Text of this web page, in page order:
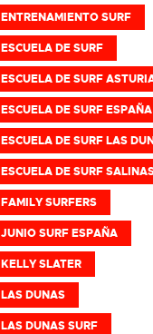
ENTRENAMIENTO SURF
ESCUELA DE SURF
ESCUELA DE SURF
ESCUELA DE SURF ESPAÑA
ESCUELA DE SURF LAS
ESCUELA DE SURF
FAMILY SURFERS
JUNIO SURF ESPAÑA
KELLY SLATER
LAS DUNAS
LAS DUNAS SURF